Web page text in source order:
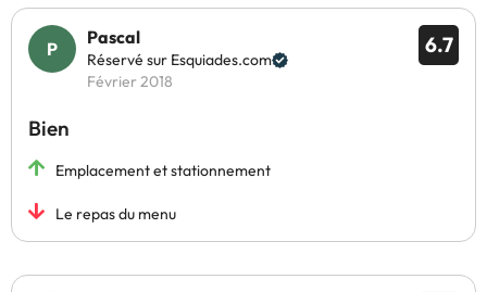
6.7
Pascal
Réservé sur Esquiades.com
Février 2018
Bien
Emplacement et stationnement
Le repas du menu